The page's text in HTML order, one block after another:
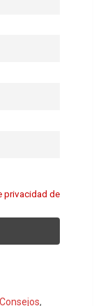
privacidad de
Consejos,